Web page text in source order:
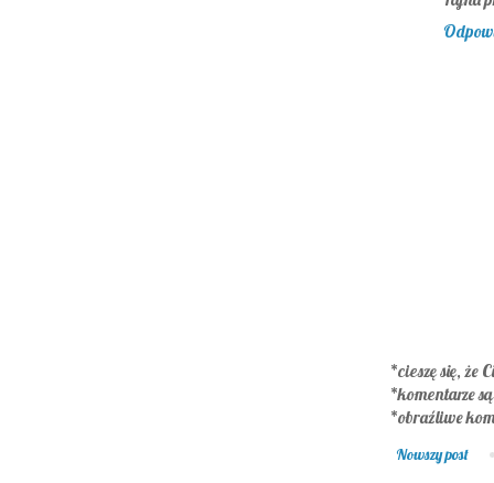
*cieszę się, że
*komentarze
*obraźliwe
Nowszy post